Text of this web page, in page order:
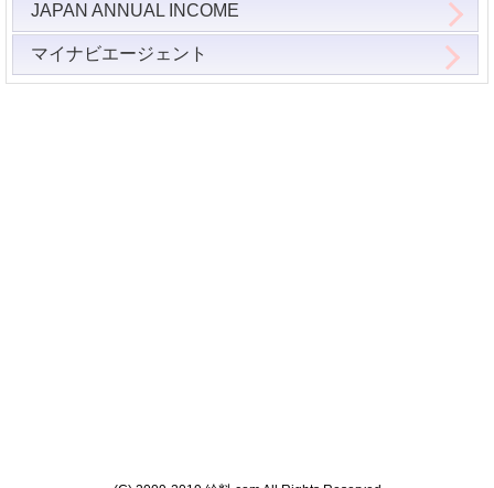
JAPAN ANNUAL INCOME
マイナビエージェント